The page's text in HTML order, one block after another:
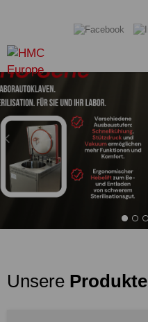
Unsere Produkte